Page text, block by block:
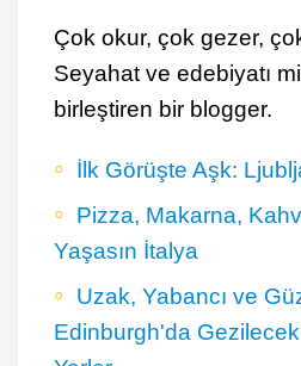
Çok okur, çok gezer,
Seyahat ve edebiyatı
birleştiren bir blogger.
İlk Görüşte Aşk:
Pizza, Makarna,
Yaşasın İtalya
Uzak, Yabancı ve
Edinburgh'da